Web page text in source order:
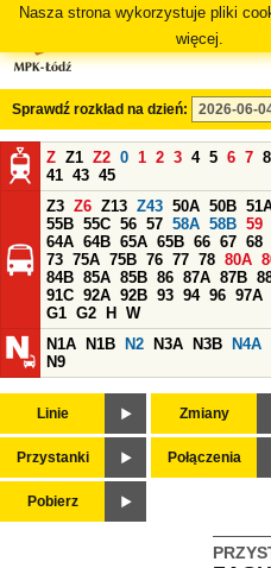
Nasza strona wykorzystuje pliki
więcej.
Sprawdź rozkład na dzień:
Z Z1 Z2 0 1 2 3 4 5 6 7 8
41 43 45
Z3 Z6 Z13 Z43 50A 50B
55B 55C 56 57 58A 58B 59
64A 64B 65A 65B 66 67 68
73 75A 75B 76 77 78 80A
84B 85A 85B 86 87A 87B
91C 92A 92B 93 94 96 97A
G1 G2 H
W
N1A
N1B N2 N3A N3B N4A
N9
Linie Zmiany
Przystanki Połączenia
Pobierz